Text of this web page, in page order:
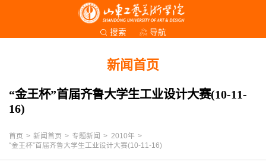
搜索 导航
新闻首页
“金王杯”首届齐鲁大学生工业设计大赛(10-11-
16)
首页 > 新闻首页 > 专题新闻 > 2010年 >
“金王杯”首届齐鲁大学生工业设计大赛(10-11-16)